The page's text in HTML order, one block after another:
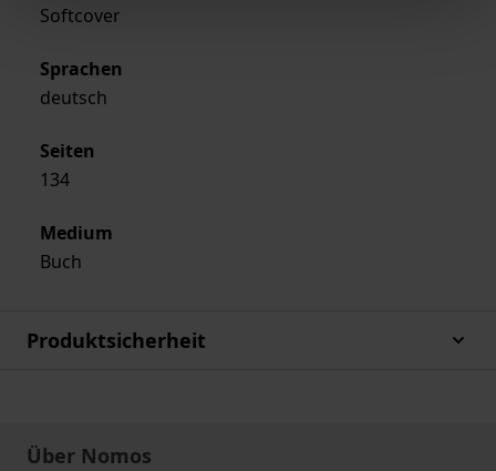
Softcover
Sprachen
deutsch
Seiten
134
Medium
Buch
Produktsicherheit
Über Nomos